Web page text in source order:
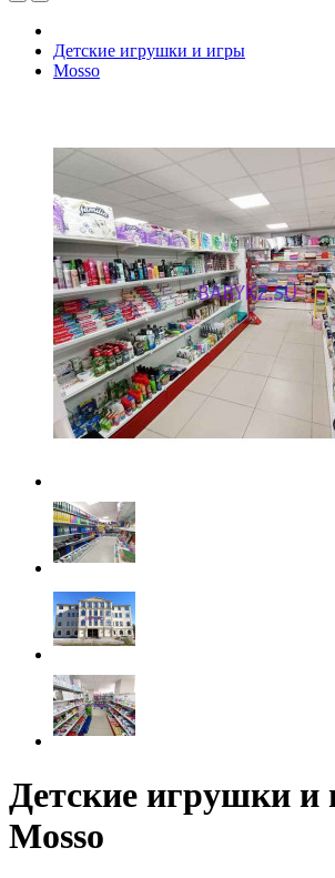
Детские игрушки и игры
Mosso
Детские игрушки и
Mosso